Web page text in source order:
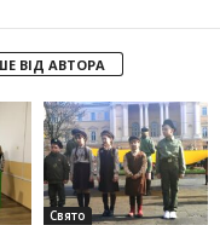
ВІД АВТОРА
Свято